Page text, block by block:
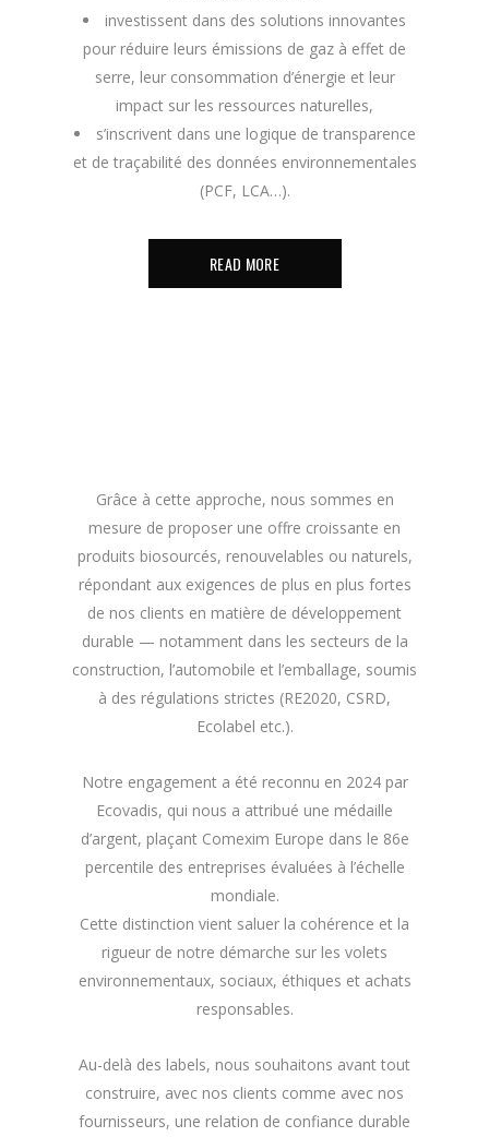
investissent dans des solutions innovantes
pour réduire leurs émissions de gaz à effet de
serre, leur consommation d’énergie et leur
impact sur les ressources naturelles,
s’inscrivent dans une logique de transparence
et de traçabilité des données environnementales
(PCF, LCA…).
READ MORE
Grâce à cette approche, nous sommes en
mesure de proposer une offre croissante en
produits biosourcés, renouvelables ou naturels,
répondant aux exigences de plus en plus fortes
de nos clients en matière de développement
durable — notamment dans les secteurs de la
construction, l’automobile et l’emballage, soumis
à des régulations strictes (RE2020, CSRD,
Ecolabel etc.).
Notre engagement a été reconnu en 2024 par
Ecovadis, qui nous a attribué une médaille
d’argent, plaçant Comexim Europe dans le 86e
percentile des entreprises évaluées à l’échelle
mondiale.
Cette distinction vient saluer la cohérence et la
rigueur de notre démarche sur les volets
environnementaux, sociaux, éthiques et achats
responsables.
Au-delà des labels, nous souhaitons avant tout
construire, avec nos clients comme avec nos
fournisseurs, une relation de confiance durable